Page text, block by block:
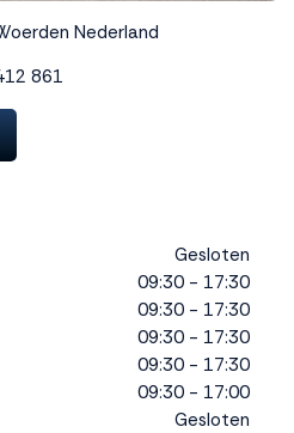
Nederland
861
Gesloten
09:30 - 17:30
09:30 - 17:30
09:30 - 17:30
09:30 - 17:30
09:30 - 17:00
Gesloten